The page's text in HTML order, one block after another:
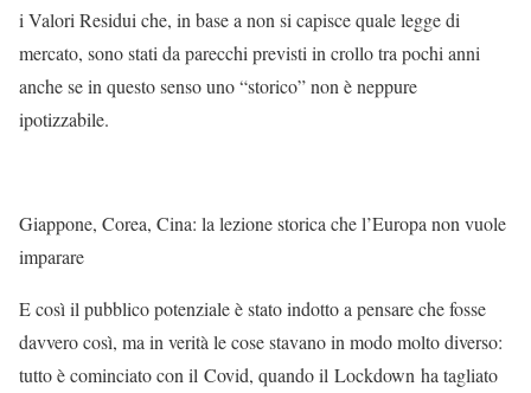
i Valori Residui che, in base a non si capisce quale legge di
mercato, sono stati da parecchi previsti in crollo tra pochi anni
anche se in questo senso uno “storico” non è neppure
ipotizzabile.
Giappone, Corea, Cina: la lezione storica che l’Europa non vuole
imparare
E così il pubblico potenziale è stato indotto a pensare che fosse
davvero così, ma in verità le cose stavano in modo molto diverso:
tutto è cominciato con il Covid, quando il Lockdown ha tagliato